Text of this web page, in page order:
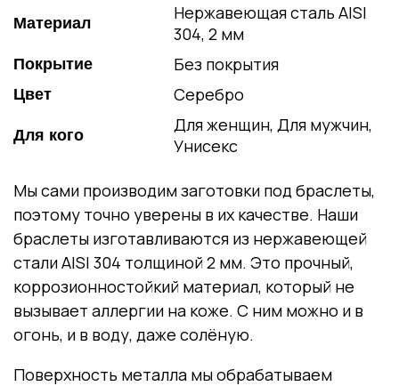
Материал
Нержавеющая сталь AISI
304, 2 мм
Покрытие Без покрытия
Цвет Серебро
Для кого
Для женщин, Для мужчин,
Унисекс
Мы сами производим заготовки под браслеты,
поэтому точно уверены в их качестве. Наши
браслеты изготавливаются из нержавеющей
стали AISI 304 толщиной 2 мм. Это прочный,
коррозионностойкий материал, который не
вызывает аллергии на коже. С ним можно и в
огонь, и в воду, даже солёную.
Поверхность металла мы обрабатываем